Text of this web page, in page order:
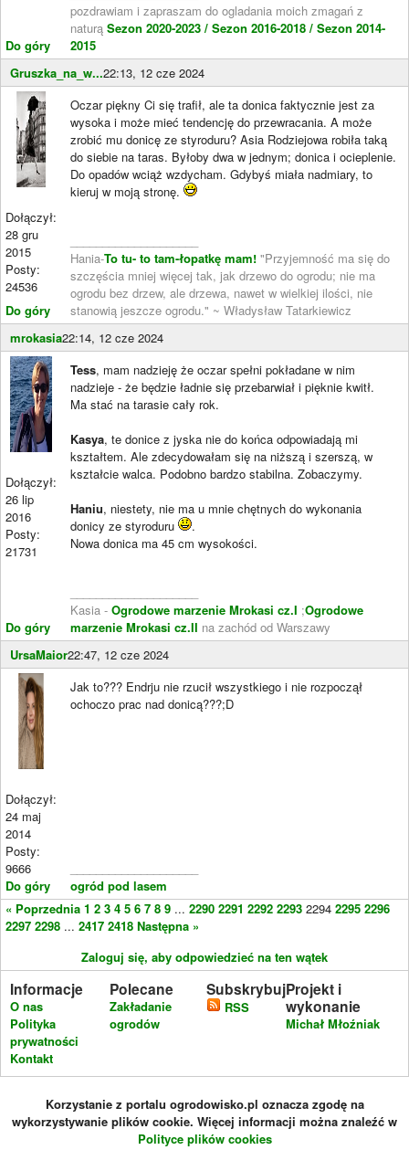
Do góry
pozdrawiam i zapraszam do ogladania moich zmagań z
naturą Sezon 2020-2023 / Sezon 2016-2018 / Sezon 2014-
2015
Gruszka_na_w...22:13, 12 cze 2024
Dołączył:
28 gru
2015
Posty:
24536
Do góry
Oczar piękny Ci się trafił, ale ta donica faktycznie jest za
wysoka i może mieć tendencję do przewracania. A może
zrobić mu donicę ze styroduru? Asia Rodziejowa robiła taką
do siebie na taras. Byłoby dwa w jednym; donica i ocieplenie.
Do opadów wciąż wzdycham. Gdybyś miała nadmiary, to
kieruj w moją stronę.
Hania-To tu- to tam-łopatkę mam! "Przyjemność ma się do
szczęścia mniej więcej tak, jak drzewo do ogrodu; nie ma
ogrodu bez drzew, ale drzewa, nawet w wielkiej ilości, nie
stanowią jeszcze ogrodu." ~ Władysław Tatarkiewicz
mrokasia22:14, 12 cze 2024
Dołączył:
26 lip
2016
Posty:
21731
Do góry
Tess, mam nadzieję że oczar spełni pokładane w nim
nadzieje - że będzie ładnie się przebarwiał i pięknie kwitł.
Ma stać na tarasie cały rok.
Kasya, te donice z jyska nie do końca odpowiadają mi
kształtem. Ale zdecydowałam się na niższą i szerszą, w
kształcie walca. Podobno bardzo stabilna. Zobaczymy.
Haniu, niestety, nie ma u mnie chętnych do wykonania
donicy ze styroduru
.
Nowa donica ma 45 cm wysokości.
Kasia - Ogrodowe marzenie Mrokasi cz.I ;Ogrodowe
marzenie Mrokasi cz.II na zachód od Warszawy
UrsaMaior22:47, 12 cze 2024
Dołączył:
24 maj
2014
Posty:
9666
Do góry
Jak to??? Endrju nie rzucił wszystkiego i nie rozpoczął
ochoczo prac nad donicą???;D
ogród pod lasem
« Poprzednia 1 2 3 4 5 6 7 8 9 ... 2290 2291 2292 2293 2294 2295 2296
2297 2298 ... 2417 2418 Następna »
Zaloguj się, aby odpowiedzieć na ten wątek
Informacje
O nas
Polityka
prywatności
Kontakt
Polecane
Zakładanie
ogrodów
Subskrybuj
RSS
Projekt i
wykonanie
Michał Młoźniak
Korzystanie z portalu ogrodowisko.pl oznacza zgodę na
wykorzystywanie plików cookie. Więcej informacji można znaleźć w
Polityce plików cookies